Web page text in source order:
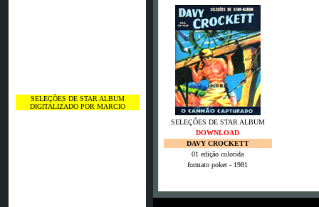
SELEÇÕES DE STAR ALBUM
DIGITALIZADO POR MARCIO
SELEÇÕES DE STAR ALBUM
DOWNLOAD
DAVY CROCKETT
01 edição colorida
formato poket - 1981